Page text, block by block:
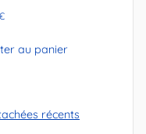
au panier
récents